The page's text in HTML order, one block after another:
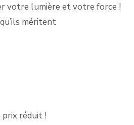
votre lumière et votre force !
méritent
prix réduit !